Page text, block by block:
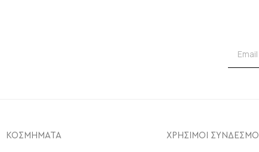
ΚΟΣΜΗΜΑΤΑ ΧΡΗΣΙΜΟΙ ΣΥΝΔΕΣΜΟΙ